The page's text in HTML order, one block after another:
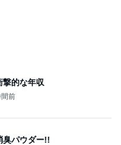
撃的な年収
前
臭パウダー!!